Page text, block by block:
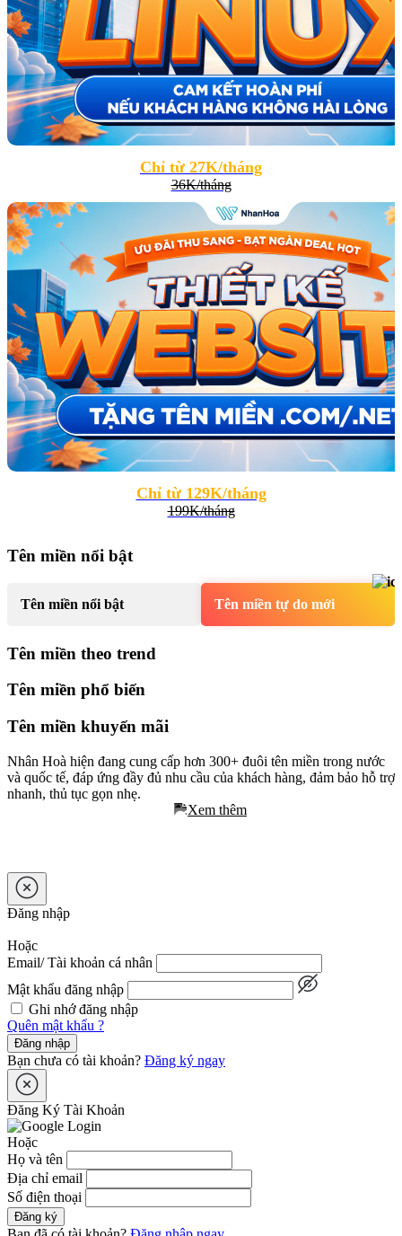
Chỉ từ 27K/tháng
36K/tháng
Chỉ từ 129K/tháng
199K/tháng
Tên miền nổi bật
Tên miền nổi bật Tên miền tự do mới
Tên miền theo trend
Tên miền phổ biến
Tên miền khuyến mãi
Nhân Hoà hiện đang cung cấp hơn 300+ đuôi tên miền trong nước
và quốc tế, đáp ứng đầy đủ nhu cầu của khách hàng, đảm bảo hỗ trợ
nhanh, thủ tục gọn nhẹ.
Đăng nhập
Hoặc
Email/ Tài khoản cá nhân
Mật khẩu đăng nhập
Ghi nhớ đăng nhập
Quên mật khẩu ?
Đăng nhập
Bạn chưa có tài khoản? Đăng ký ngay
Đăng Ký Tài Khoản
Hoặc
Họ và tên
Địa chỉ email
Số điện thoại
Đăng ký